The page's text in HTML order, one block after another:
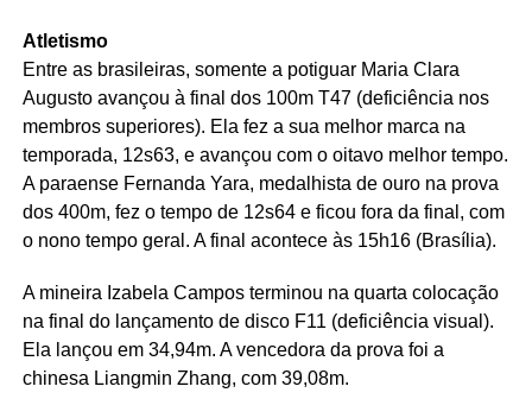
Atletismo
Entre as brasileiras, somente a potiguar Maria Clara
Augusto avançou à final dos 100m T47 (deficiência nos
membros superiores). Ela fez a sua melhor marca na
temporada, 12s63, e avançou com o oitavo melhor tempo.
A paraense Fernanda Yara, medalhista de ouro na prova
dos 400m, fez o tempo de 12s64 e ficou fora da final, com
o nono tempo geral. A final acontece às 15h16 (Brasília).
A mineira Izabela Campos terminou na quarta colocação
na final do lançamento de disco F11 (deficiência visual).
Ela lançou em 34,94m. A vencedora da prova foi a
chinesa Liangmin Zhang, com 39,08m.